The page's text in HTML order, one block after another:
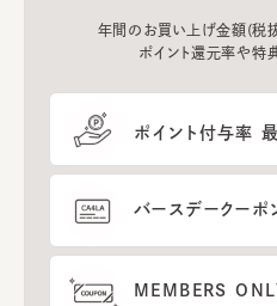
年間のお買い上げ金額(税
ポイント還元率や特
ポイント付与率
バースデークーポ
MEMBERS